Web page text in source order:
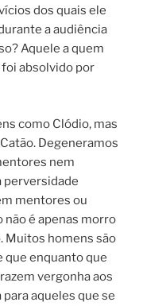
dos quais ele
a audiência
Aquele a quem
absolvido por
como Clódio, mas
Degeneramos
nem
perversidade
mentores ou
não é apenas morro
Muitos homens são
enquanto que
vergonha aos
aqueles que se